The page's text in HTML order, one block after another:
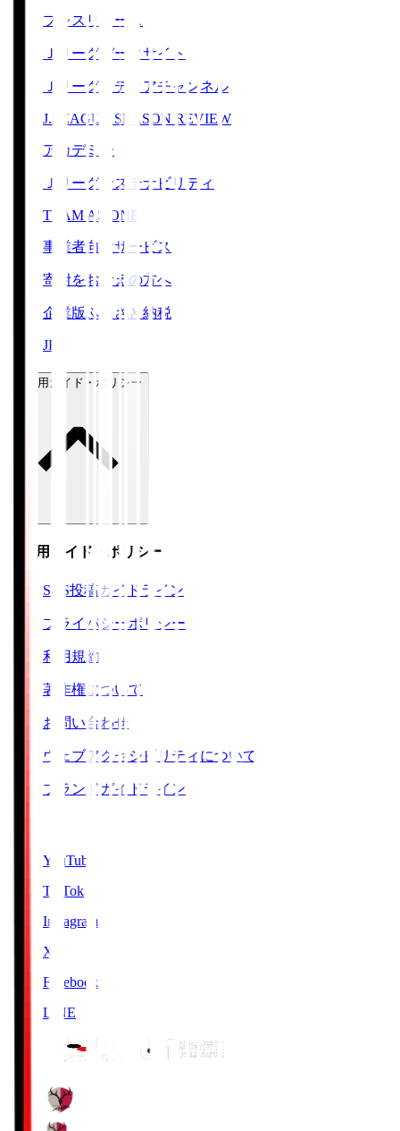
プレスリリース
Ｊリーグデータサイト
Ｊリーグメディアチャンネル
J.LEAGUE SEASON REVIEW
アカデミー
Ｊリーグサステナビリティ
TEAM AS ONE
事業者向けサービス
寄附をお考えの方へ
企業版ふるさと納税
JFA
ご利用ガイド・ポリシー
ご利用ガイド・ポリシー
SNS投稿ガイドライン
プライバシーポリシー
利用規約
著作権について
お問い合わせ
ウェブアクセシビリティについて
ブランドガイドライン
YouTube
TikTok
Instagram
X
Facebook
LINE